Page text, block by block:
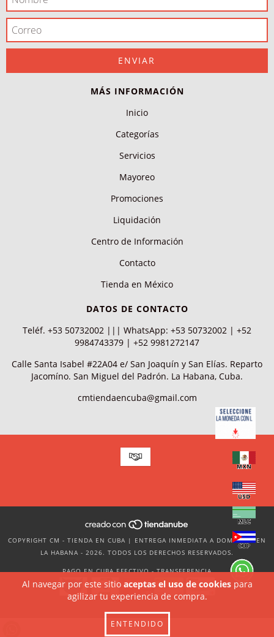
Al navegar por este sitio aceptas el uso de cookiespara
agilizar tu experiencia de compra.
ENTENDIDO
MÁS INFORMACIÓN
Inicio
Categorías
Servicios
Mayoreo
Promociones
Liquidación
Centro de Información
Contacto
Tienda en México
DATOS DE CONTACTO
Teléf. +53 50732002 ||| WhatsApp: +53 50732002 | +52
9984743379 | +52 9981272147
Calle Santa Isabel #22A04 e/ San Joaquín y San Elías. Reparto
Jacomíno. San Miguel del Padrón. La Habana, Cuba.
cmtiendaencuba@gmail.com
COPYRIGHT CM - TIENDA EN CUBA | ENTREGA INMEDIATA A DOMICILIO EN
LA HABANA - 2026. TODOS LOS DERECHOS RESERVADOS.
PAGO EN CUBA EFECTIVO - TRANSFERENCIA